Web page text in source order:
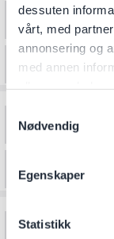
dessuten
vårt, med
annonsering og
med annen
Nødvendig
Egenskaper
Statistikk